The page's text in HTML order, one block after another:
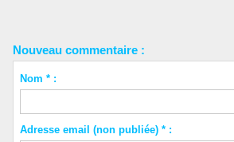
Nouveau commentaire :
Nom * :
Adresse email (non publiée) * :